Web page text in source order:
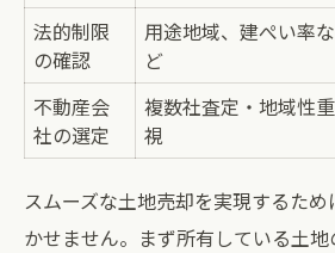
法的制限
の確認
用途地域、建ぺい率な
ど
不動産会
社の選定
複数社査定・地域性重
視
スムーズな土地売却を実現するた
かせません。まず所有している土